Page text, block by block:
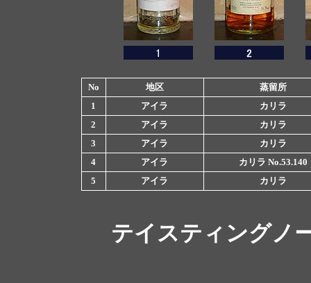
No 地区
蒸留所
1
アイラ
カリラ
2
アイラ
カリラ
3
アイラ
カリラ
4
アイラ
カリラ No.53.140
5
アイラ カリラ
テイスティングノ